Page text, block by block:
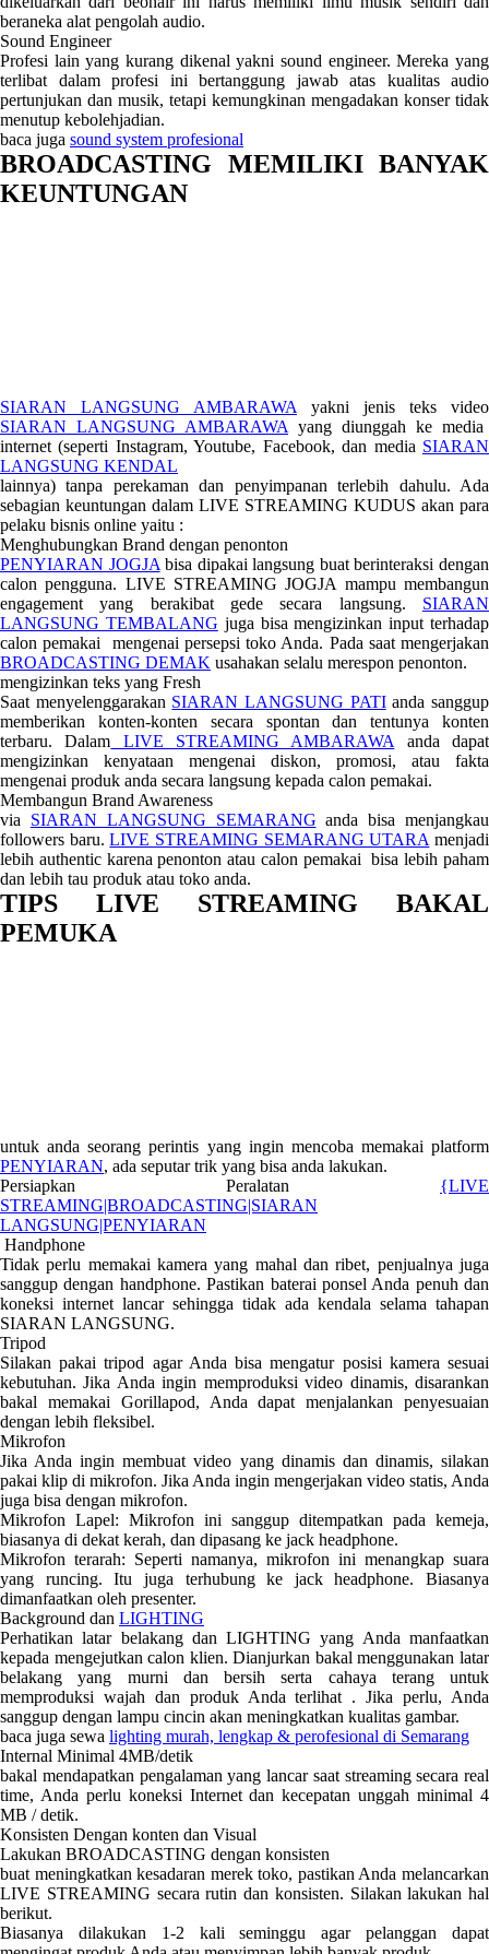
beraneka alat pengolah audio.
Sound Engineer
Profesi lain yang kurang dikenal yakni sound engineer. Mereka yang
terlibat dalam profesi ini bertanggung jawab atas kualitas audio
pertunjukan dan musik, tetapi kemungkinan mengadakan konser tidak
menutup kebolehjadian.
baca juga sound system profesional
BROADCASTING MEMILIKI BANYAK
KEUNTUNGAN
SIARAN LANGSUNG AMBARAWA yakni jenis teks video
SIARAN LANGSUNG AMBARAWA yang diunggah ke media
internet (seperti Instagram, Youtube, Facebook, dan media SIARAN
LANGSUNG KENDAL
lainnya) tanpa perekaman dan penyimpanan terlebih dahulu. Ada
sebagian keuntungan dalam LIVE STREAMING KUDUS akan para
pelaku bisnis online yaitu :
Menghubungkan Brand dengan penonton
PENYIARAN JOGJA bisa dipakai langsung buat berinteraksi dengan
calon pengguna. LIVE STREAMING JOGJA mampu membangun
engagement yang berakibat gede secara langsung. SIARAN
LANGSUNG TEMBALANG juga bisa mengizinkan input terhadap
calon pemakai mengenai persepsi toko Anda. Pada saat mengerjakan
BROADCASTING DEMAK usahakan selalu merespon penonton.
mengizinkan teks yang Fresh
Saat menyelenggarakan SIARAN LANGSUNG PATIanda sanggup
memberikan konten-konten secara spontan dan tentunya konten
terbaru. Dalam LIVE STREAMING AMBARAWA anda dapat
mengizinkan kenyataan mengenai diskon, promosi, atau fakta
mengenai produk anda secara langsung kepada calon pemakai.
Membangun Brand Awareness
via SIARAN LANGSUNG SEMARANG anda bisa menjangkau
followers baru.LIVE STREAMING SEMARANG UTARA menjadi
lebih authentic karena penonton atau calon pemakai bisa lebih paham
dan lebih tau produk atau toko anda.
TIPS LIVE STREAMING BAKAL
PEMUKA
untuk anda seorang perintis yang ingin mencoba memakai platform
PENYIARAN, ada seputar trik yang bisa anda lakukan.
Persiapkan Peralatan {LIVE
STREAMING|BROADCASTING|SIARAN
LANGSUNG|PENYIARAN
Handphone
Tidak perlu memakai kamera yang mahal dan ribet, penjualnya juga
sanggup dengan handphone. Pastikan baterai ponsel Anda penuh dan
koneksi internet lancar sehingga tidak ada kendala selama tahapan
SIARAN LANGSUNG.
Tripod
Silakan pakai tripod agar Anda bisa mengatur posisi kamera sesuai
kebutuhan. Jika Anda ingin memproduksi video dinamis, disarankan
bakal memakai Gorillapod, Anda dapat menjalankan penyesuaian
dengan lebih fleksibel.
Mikrofon
Jika Anda ingin membuat video yang dinamis dan dinamis, silakan
pakai klip di mikrofon. Jika Anda ingin mengerjakan video statis, Anda
juga bisa dengan mikrofon.
Mikrofon Lapel: Mikrofon ini sanggup ditempatkan pada kemeja,
biasanya di dekat kerah, dan dipasang ke jack headphone.
Mikrofon terarah: Seperti namanya, mikrofon ini menangkap suara
yang runcing. Itu juga terhubung ke jack headphone. Biasanya
dimanfaatkan oleh presenter.
Background dan LIGHTING
Perhatikan latar belakang dan LIGHTING yang Anda manfaatkan
kepada mengejutkan calon klien. Dianjurkan bakal menggunakan latar
belakang yang murni dan bersih serta cahaya terang untuk
memproduksi wajah dan produk Anda terlihat . Jika perlu, Anda
sanggup dengan lampu cincin akan meningkatkan kualitas gambar.
baca juga sewa lighting murah, lengkap & perofesional di Semarang
Internal Minimal 4MB/detik
bakal mendapatkan pengalaman yang lancar saat streaming secara real
time, Anda perlu koneksi Internet dan kecepatan unggah minimal 4
MB / detik.
Konsisten Dengan konten dan Visual
Lakukan BROADCASTING dengan konsisten
buat meningkatkan kesadaran merek toko, pastikan Anda melancarkan
LIVE STREAMING secara rutin dan konsisten. Silakan lakukan hal
berikut.
Biasanya dilakukan 1-2 kali seminggu agar pelanggan dapat